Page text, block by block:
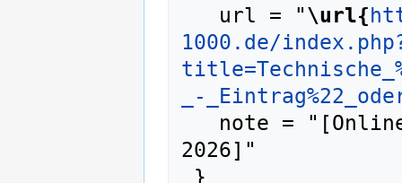
   url = "
\url{
1000.de/
_-
2026]"